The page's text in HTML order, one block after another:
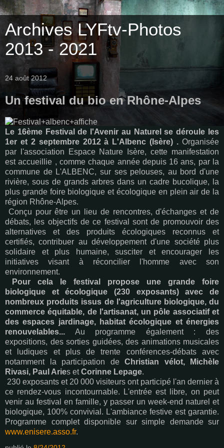
Archives LYFtv-Photos
2013 - 2021
24 août 2012
Un festival du bio en Rhône-Alpes
Le 16ème Festival de l'Avenir au Naturel se déroule les
1er et 2 septembre 2012 à L'Albenc (Isère) . Organisée
par l'association Espace Nature Isère, cette manifestation
est accueillie , comme chaque année depuis 16 ans, par la
commune de L'ALBENC, sur ses pelouses, au bord d'une
rivière, sous de grands arbres dans un cadre bucolique, la
plus grande foire biologique et écologique en plein air de la
région Rhône-Alpes.
Conçu pour être un lieu de rencontres, d'échanges et de
débats, les objectifs de ce festival sont de promouvoir des
alternatives et des produits écologiques reconnus et
certifiés, contribuer au développement d'une société plus
solidaire et plus humaine, susciter et encourager les
initiatives visant à réconcilier l'homme avec son
environnement.
Pour cela le festival propose une grande foire
biologique et écologique (230 exposants) avec de
nombreux produits issus de l'agriculture biologique, du
commerce équitable, de l'artisanat, un pôle associatif et
des espaces jardinage, habitat écologique et énergies
renouvelables... Au programme également : des
expositions, des sorties guidées, des animations musicales
et ludiques et plus de trente conférences-débats avec
notamment la participation deChristian vélot, Michèle
Rivasi, Paul Aries etCorinne Lepage.
230 exposants et 20 000 visiteurs ont participé l'an dernier à
ce rendez-vous incontournable. L'entrée est libre, on peut
venir au festival en famille, y passer un week-end naturel et
biologique, 100% convivial. L'ambiance festive est garantie.
Programme complet disponible sur simple demande sur
www.enisere.asso.fr.